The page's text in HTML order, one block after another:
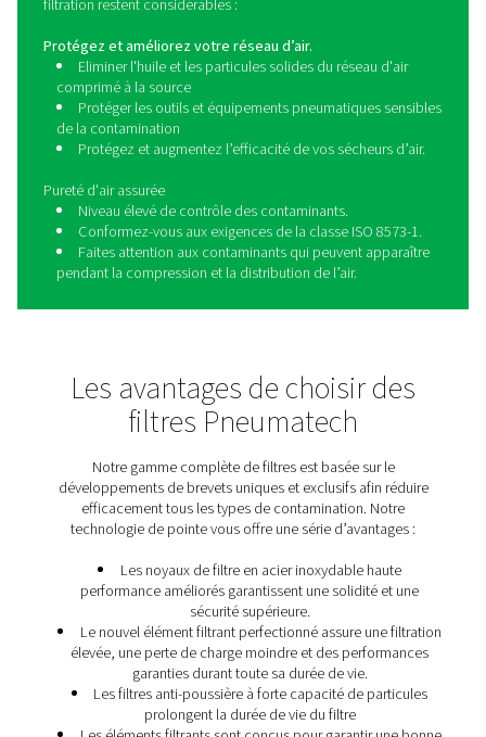
et des filtres à vapeur d’huile de dimension adaptée
et pressions demandés. Pneumatech est
partenaire pour la filtration de l’air respirable, sans
dans les process de filtration stérilisante